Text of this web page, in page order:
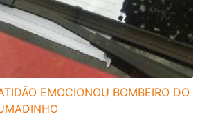
EMOCIONOU BOMBEIRO DO